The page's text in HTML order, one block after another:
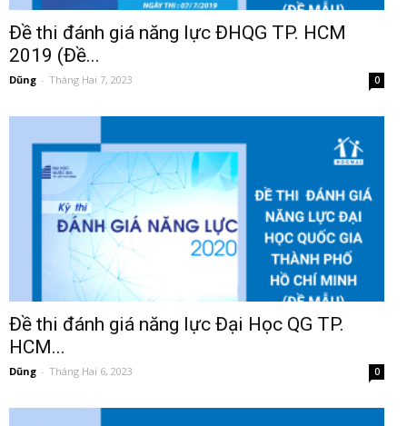
Đề thi đánh giá năng lực ĐHQG TP. HCM
2019 (Đề...
Dũng - Tháng Hai 7, 2023 0
Đề thi đánh giá năng lực Đại Học QG TP.
HCM...
Dũng - Tháng Hai 6, 2023 0